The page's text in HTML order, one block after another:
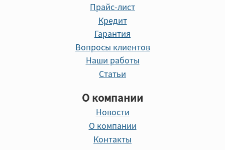
Прайс-лист
Кредит
Гарантия
Вопросы клиентов
Наши работы
Статьи
О компании
Новости
О компании
Контакты